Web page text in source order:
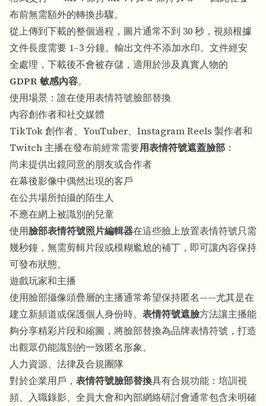
布前無需額外的轉換步驟。
從上傳到下載的整個過程，圖片通常不到 30 秒，視頻根據
文件長度需要 1–3 分鐘。輸出文件不添加水印。文件經安
全處理，下載後不會被存儲，適用於涉及真實人物的
GDPR 敏感內容。
使用場景：誰在使用表情符號臉部替換
內容創作者和社交媒體
TikTok 創作者、YouTuber、Instagram Reels 製作者和
Twitch 主播在發布前經常需要用表情符號遮蓋臉部 ：
尚未提供出鏡同意的朋友或合作者
在幕後影像中偶然出現的客戶
在公共場所拍攝的陌生人
不應在網上被識別的兒童
使用臉部表情符號照片編輯器在這些臉上放置表情符號只需
幾秒鐘，無需剪輯片段或模糊尷尬的補丁，即可讓內容保持
可發布狀態。
遊戲玩家和主播
使用臉部攝像頭疊層的主播通常希望保持匿名——尤其是在
建立新頻道或保護個人身份時。 表情符號遮臉方法讓主播能
夠分享精彩片段和縮圖，將臉部替換為品牌表情符號，打造
出觀眾仍能識別的一致匿名形象。
人力資源、法律及合規團隊
對於企業用戶， 表情符號臉部替換具有合規功能：培訓視
頻、入職錄影、全員大會和內部網絡研討會通常包含未明確